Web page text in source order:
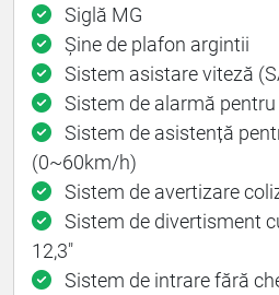
Siglă MG
Șine de plafon argintii
Sistem asistare viteză
Sistem de alarmă
Sistem de asistență
(0~60km/h)
Sistem de avertizare
Sistem de divertisment
12,3"
Sistem de intrare fără